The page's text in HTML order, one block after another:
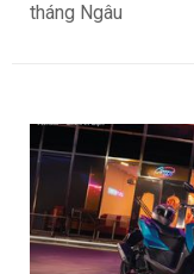
tháng Ngâu